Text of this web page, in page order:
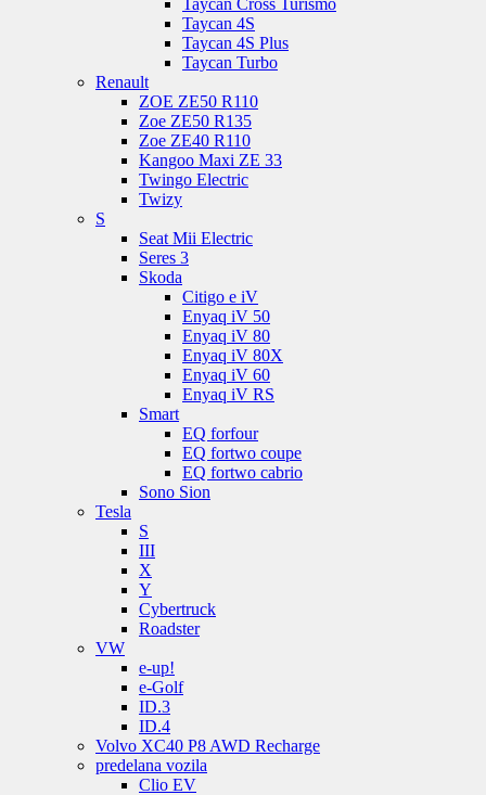
Taycan 4S
Taycan 4S Plus
Taycan Turbo
Renault
ZOE ZE50 R110
Zoe ZE50 R135
Zoe ZE40 R110
Kangoo Maxi ZE 33
Twingo Electric
Twizy
S
Seat Mii Electric
Seres 3
Skoda
Citigo e iV
Enyaq iV 50
Enyaq iV 80
Enyaq iV 80X
Enyaq iV 60
Enyaq iV RS
Smart
EQ forfour
EQ fortwo coupe
EQ fortwo cabrio
Sono Sion
Tesla
S
III
X
Y
Cybertruck
Roadster
VW
e-up!
e-Golf
ID.3
ID.4
Volvo XC40 P8 AWD Recharge
predelana vozila
Clio EV